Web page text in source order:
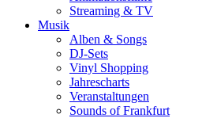
Streaming & TV
Musik
Alben & Songs
DJ-Sets
Vinyl Shopping
Jahrescharts
Veranstaltungen
Sounds of Frankfurt